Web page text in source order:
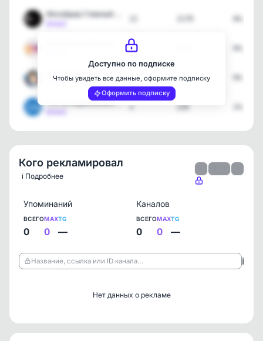
10
[max]
5 2077
Что по недвижимости?
3 226
Доступно по подписке
Чтобы увидеть все данные, оформите подписку
Оформить подписку
Кого рекламировал
ℹ️ Подробнее
Упоминаний
ВСЕГО
0
MAX
0
TG
—
Каналов
ВСЕГО
0
MAX
0
TG
—
Название, ссылка или ID канала… ℹ️
Нет данных о рекламе